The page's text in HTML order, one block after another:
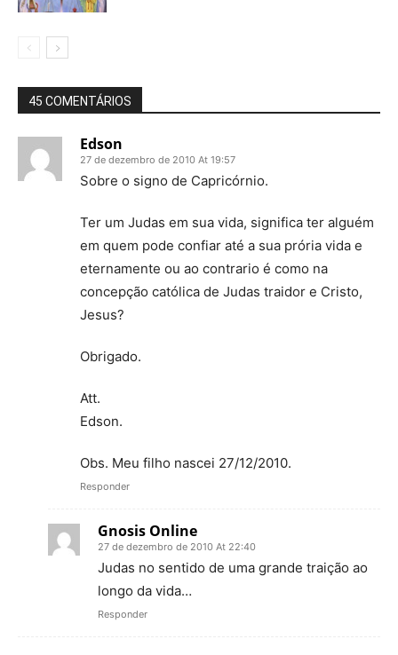
45 COMENTÁRIOS
Edson
27 de dezembro de 2010 At 19:57
Sobre o signo de Capricórnio.
Ter um Judas em sua vida, significa ter alguém
em quem pode confiar até a sua prória vida e
eternamente ou ao contrario é como na
concepção católica de Judas traidor e Cristo,
Jesus?
Obrigado.
Att.
Edson.
Obs. Meu filho nascei 27/12/2010.
Responder
Gnosis Online
27 de dezembro de 2010 At 22:40
Judas no sentido de uma grande traição ao
longo da vida…
Responder